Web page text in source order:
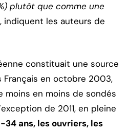
plutôt que comme une
, indiquent les auteurs de
constituait une source
Français en octobre 2003,
moins en moins de sondés
de 2011, en pleine
34 ans, les ouvriers, les